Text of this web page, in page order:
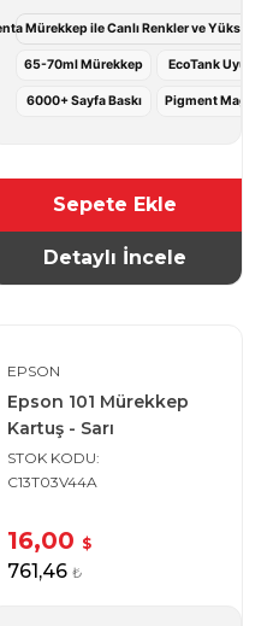
Deneyimi
Mürekkep ile Canlı Renkler ve Yüksek
65-70ml Mürekkep EcoTank Uyumlu
6000+ Sayfa Baskı Pigment Magenta
Sepete Ekle
Detaylı İncele
Epson
EPSON
Epson 101 Mürekkep
Kartuş - Sarı
STOK KODU
C13T03V44A
16,00 $
761,46 ₺